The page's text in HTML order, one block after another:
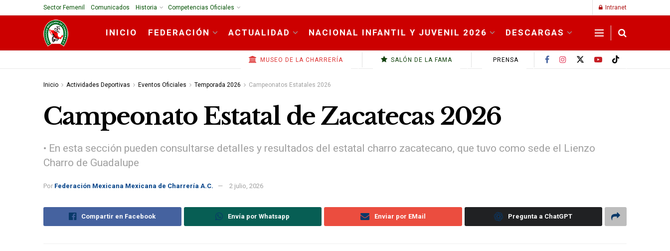
Sector Femenil Comunicados Historia Competencias Oficiales Intranet
INICIO FEDERACIÓN ACTUALIDAD NACIONAL INFANTIL Y JUVENIL 2026 DESCARGAS
MUSEO DE LA CHARRERÍA SALÓN DE LA FAMA PRENSA
Inicio Actividades Deportivas Eventos Oficiales Temporada 2026 Campeonatos Estatales 2026
Campeonato Estatal de Zacatecas 2026
• En esta sección pueden consultarse detalles y resultados del estatal charro zacatecano, que tuvo como sede el Lienzo
Charro de Guadalupe
Por Federación Mexicana Mexicana de Charrería A.C. 2 julio, 2026
Compartir en Facebook Envía por Whatsapp Enviar por EMail Pregunta a ChatGPT